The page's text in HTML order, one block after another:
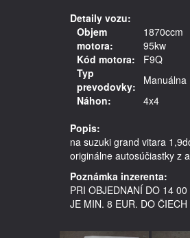
Detaily vozu:
Objem
motora:
1870ccm
95kw
Kód motora:
F9Q
Typ
prevodovky:
Manuálna
Náhon:
4x4
Popis:
na suzuki grand vitara
Poznámka inzerenta:
PRI OBJEDNANÍ DO 14
JE MIN. 8 EUR. DO